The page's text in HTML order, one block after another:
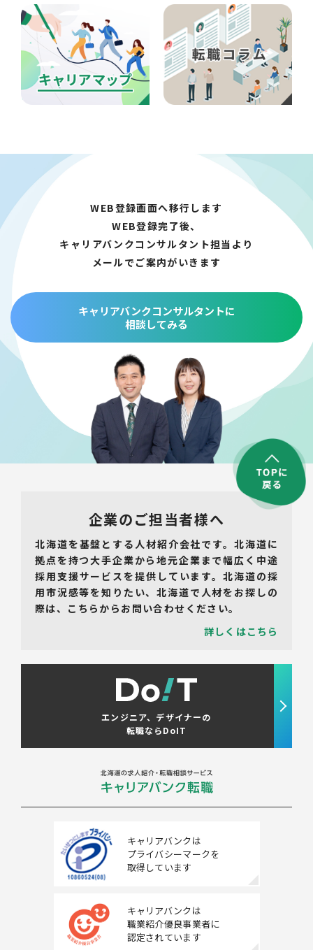
キャリアバンクコンサルタントに
相談してみる
WEB登録画面へ移行します
WEB登録完了後、
キャリアバンクコンサルタント担当より
メールでご案内がいきます
企業のご担当者様へ
北海道を基盤とする人材紹介会社です。北海道に
拠点を持つ大手企業から地元企業まで幅広く中途
採用支援サービスを提供しています。北海道の採
用市況感等を知りたい、北海道で人材をお探しの
際は、こちらからお問い合わせください。
詳しくはこちら
エンジニア、デザイナーの
転職ならDoIT
キャリアバンクは
プライバシーマークを
取得しています
キャリアバンクは
職業紹介優良事業者に
認定されています